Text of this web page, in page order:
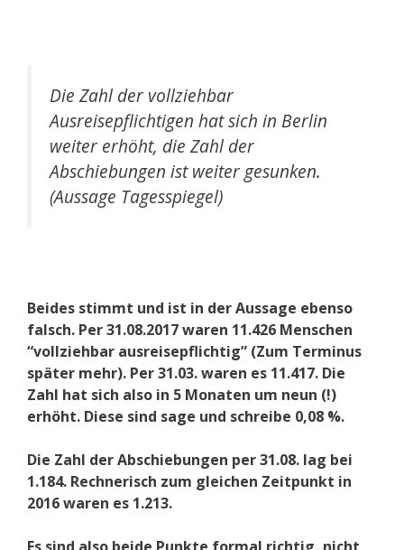
Die Zahl der vollziehbar
Ausreisepflichtigen hat sich in Berlin
weiter erhöht, die Zahl der
Abschiebungen ist weiter gesunken.
(Aussage Tagesspiegel)
Beides stimmt und ist in der Aussage ebenso
falsch. Per 31.08.2017 waren 11.426 Menschen
“vollziehbar ausreisepflichtig” (Zum Terminus
später mehr). Per 31.03. waren es 11.417. Die
Zahl hat sich also in 5 Monaten um neun (!)
erhöht. Diese sind sage und schreibe 0,08 %.
Die Zahl der Abschiebungen per 31.08. lag bei
1.184. Rechnerisch zum gleichen Zeitpunkt in
2016 waren es 1.213.
Es sind also beide Punkte formal richtig, nicht